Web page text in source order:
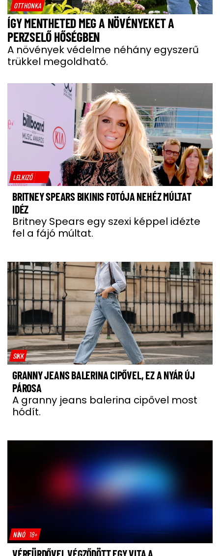
OTTHONKA
ÍGY MENTHETED MEG A NÖVÉNYEKET A
PERZSELŐ HŐSÉGBEN
A növények védelme néhány egyszerű
trükkel megoldható.
LELKIZŐ
BRITNEY SPEARS BIKINIS FOTÓJA NEHÉZ MÚLTAT
IDÉZ
Britney Spears egy szexi képpel idézte
fel a fájó múltat.
SIKK
GRANNY JEANS BALERINA CIPŐVEL, EZ A NYÁR ÚJ
PÁROSA
A granny jeans balerina cipővel most
hódít.
NÍNÓ 18+